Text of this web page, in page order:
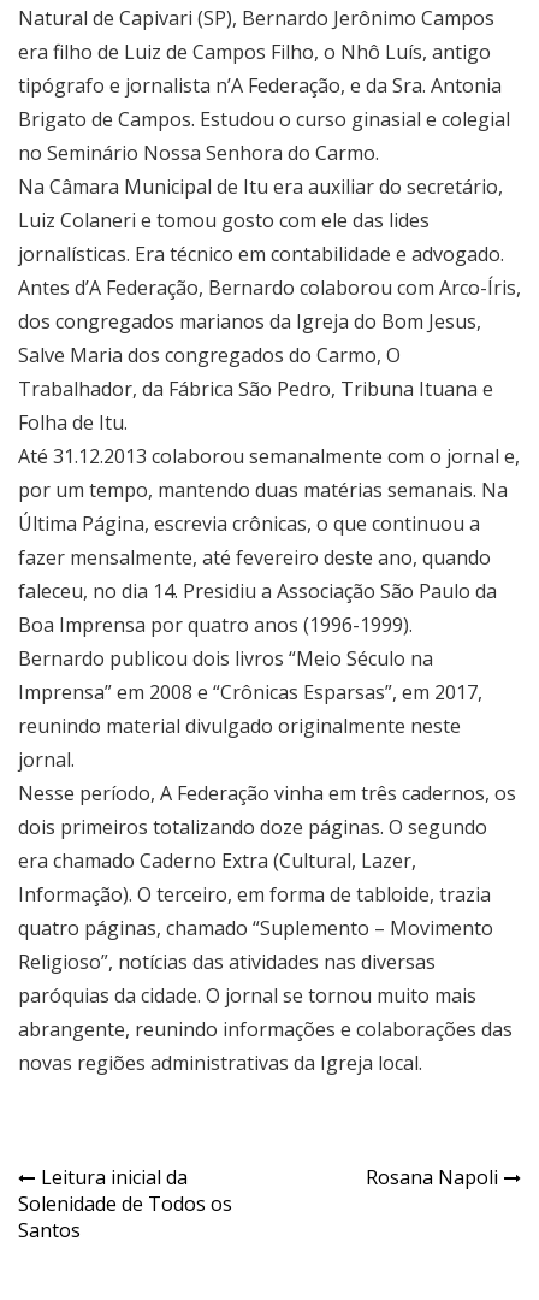
Natural de Capivari (SP), Bernardo Jerônimo Campos
era filho de Luiz de Campos Filho, o Nhô Luís, antigo
tipógrafo e jornalista n’A Federação, e da Sra. Antonia
Brigato de Campos. Estudou o curso ginasial e colegial
no Seminário Nossa Senhora do Carmo.
Na Câmara Municipal de Itu era auxiliar do secretário,
Luiz Colaneri e tomou gosto com ele das lides
jornalísticas. Era técnico em contabilidade e advogado.
Antes d’A Federação, Bernardo colaborou com Arco-Íris,
dos congregados marianos da Igreja do Bom Jesus,
Salve Maria dos congregados do Carmo, O
Trabalhador, da Fábrica São Pedro, Tribuna Ituana e
Folha de Itu.
Até 31.12.2013 colaborou semanalmente com o jornal e,
por um tempo, mantendo duas matérias semanais. Na
Última Página, escrevia crônicas, o que continuou a
fazer mensalmente, até fevereiro deste ano, quando
faleceu, no dia 14. Presidiu a Associação São Paulo da
Boa Imprensa por quatro anos (1996-1999).
Bernardo publicou dois livros “Meio Século na
Imprensa” em 2008 e “Crônicas Esparsas”, em 2017,
reunindo material divulgado originalmente neste
jornal.
Nesse período, A Federação vinha em três cadernos, os
dois primeiros totalizando doze páginas. O segundo
era chamado Caderno Extra (Cultural, Lazer,
Informação). O terceiro, em forma de tabloide, trazia
quatro páginas, chamado “Suplemento – Movimento
Religioso”, notícias das atividades nas diversas
paróquias da cidade. O jornal se tornou muito mais
abrangente, reunindo informações e colaborações das
novas regiões administrativas da Igreja local.
Navegação
de
Leitura inicial da
Solenidade de Todos os
Santos
Rosana Napoli